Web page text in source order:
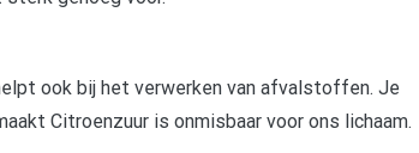
ook bij het verwerken van afvalstoffen. Je
Citroenzuur is onmisbaar voor ons lichaam.